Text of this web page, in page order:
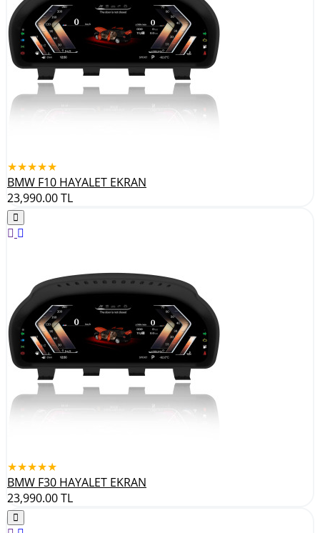
★★★★★
BMW F10 HAYALET EKRAN
23,990.00TL
★★★★★
BMW F30 HAYALET EKRAN
23,990.00TL